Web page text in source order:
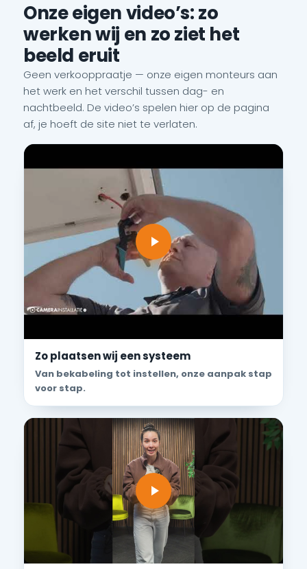
Onze eigen video’s: zo
werken wij en zo ziet het
beeld eruit
Geen verkooppraatje — onze eigen monteurs aan
het werk en het verschil tussen dag- en
nachtbeeld. De video’s spelen hier op de pagina
af, je hoeft de site niet te verlaten.
Zo plaatsen wij een systeem
Van bekabeling tot instellen, onze aanpak stap
voor stap.